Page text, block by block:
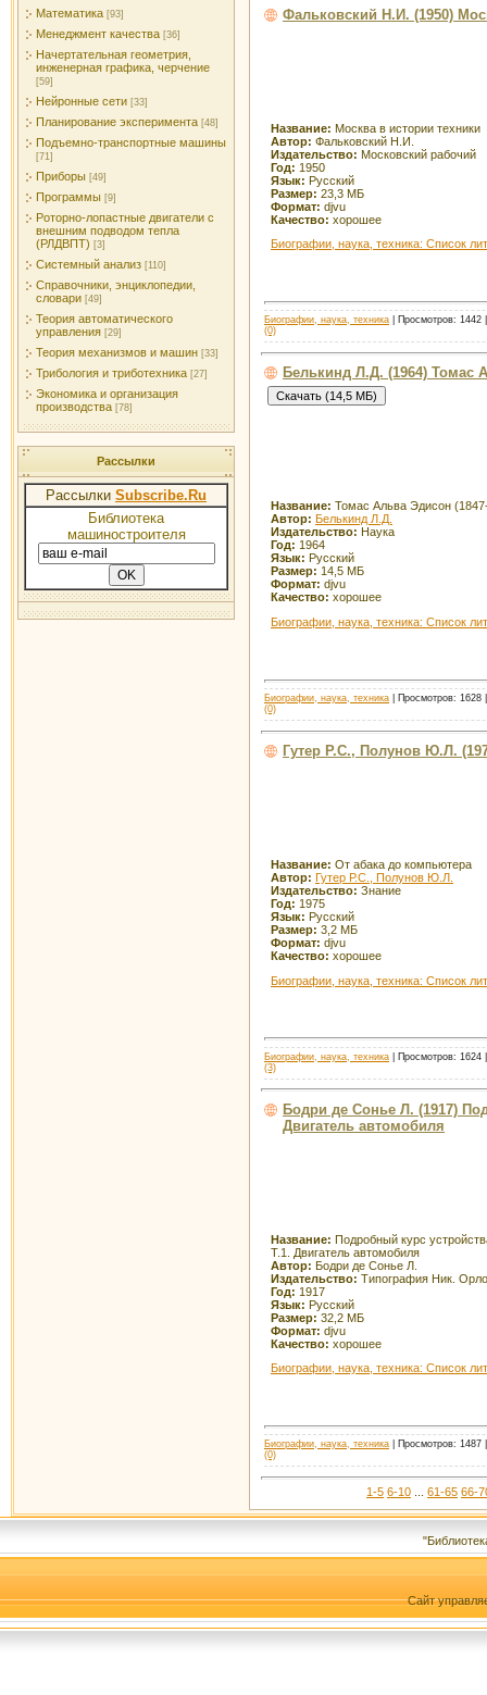
Математика [93]
Менеджмент качества [36]
Начертательная геометрия,
инженерная графика, черчение
[59]
Нейронные сети [33]
Планирование эксперимента [48]
Подъемно-транспортные машины
[71]
Приборы [49]
Программы [9]
Роторно-лопастные двигатели с
внешним подводом тепла
(РЛДВПТ) [3]
Системный анализ [110]
Справочники, энциклопедии,
словари [49]
Теория автоматического
управления [29]
Теория механизмов и машин [33]
Трибология и триботехника [27]
Экономика и организация
производства [78]
Рассылки
Рассылки Subscribe.Ru
Библиотека
машиностроителя
Фальковский Н.И. (1950)
Название: Москва в истории техники
Автор: Фальковский Н.И.
Издательство: Московский рабочий
Год: 1950
Язык: Русский
Размер: 23,3 МБ
Формат: djvu
Качество: хорошее
Биографии, наука, техника: Список
Биографии, наука, техника | Просмотров: 1442
(0)
Белькинд Л.Д. (1964) Томас
Название: Томас Альва Эдисон
Автор: Белькинд Л.Д.
Издательство: Наука
Год: 1964
Язык: Русский
Размер: 14,5 МБ
Формат: djvu
Качество: хорошее
Биографии, наука, техника: Список
Биографии, наука, техника | Просмотров: 1628
(0)
Гутер Р.С., Полунов Ю.Л.
Название: От абака до компьютера
Автор: Гутер Р.С., Полунов Ю.Л.
Издательство: Знание
Год: 1975
Язык: Русский
Размер: 3,2 МБ
Формат: djvu
Качество: хорошее
Биографии, наука, техника: Список
Биографии, наука, техника | Просмотров: 1624
(3)
Бодри де Сонье Л. (1917)
Двигатель автомобиля
Название: Подробный курс
Т.1. Двигатель автомобиля
Автор: Бодри де Сонье Л.
Издательство: Типография Ник.
Год: 1917
Язык: Русский
Размер: 32,2 МБ
Формат: djvu
Качество: хорошее
Биографии, наука, техника: Список
Биографии, наука, техника | Просмотров: 1487
(0)
1-5 6-10 61-65 66-
Сайт